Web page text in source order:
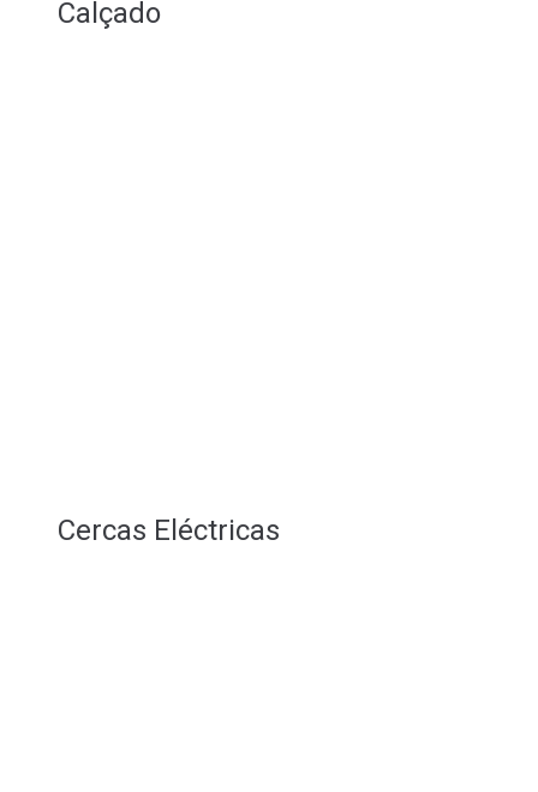
Calçado
Cercas Eléctricas